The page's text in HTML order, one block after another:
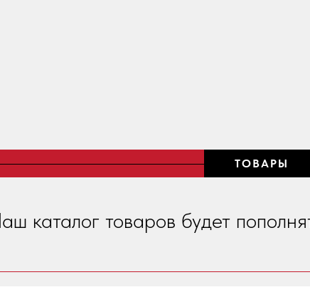
ТОВАРЫ
каталог товаров будет